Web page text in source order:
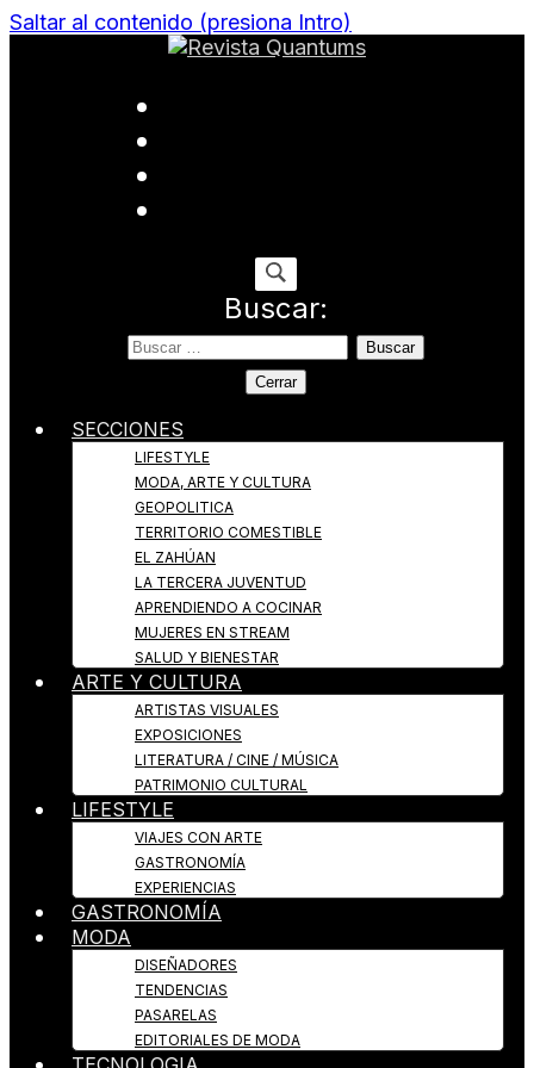
Saltar al contenido (presiona Intro)
Revista Quantums
Buscar:
Cerrar
SECCIONES
LIFESTYLE
MODA, ARTE Y CULTURA
GEOPOLITICA
TERRITORIO COMESTIBLE
EL ZAHÚAN
LA TERCERA JUVENTUD
APRENDIENDO A COCINAR
MUJERES EN STREAM
SALUD Y BIENESTAR
ARTE Y CULTURA
ARTISTAS VISUALES
EXPOSICIONES
LITERATURA / CINE / MÚSICA
PATRIMONIO CULTURAL
LIFESTYLE
VIAJES CON ARTE
GASTRONOMÍA
EXPERIENCIAS
GASTRONOMÍA
MODA
DISEÑADORES
TENDENCIAS
PASARELAS
EDITORIALES DE MODA